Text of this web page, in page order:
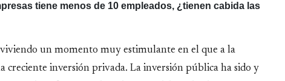
tiene menos de 10 empleados, ¿tienen cabida las
viviendo un momento muy estimulante en el que a la
creciente inversión privada. La inversión pública ha sido y